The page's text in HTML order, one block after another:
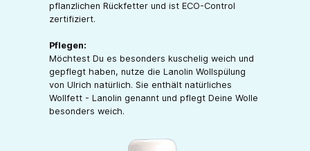
pflanzlichen Rückfetter und ist ECO-Control
zertifiziert.
Pflegen:
Möchtest Du es besonders kuschelig weich und
gepflegt haben, nutze die Lanolin Wollspülung
von Ulrich natürlich. Sie enthält natürliches
Wollfett - Lanolin genannt und pflegt Deine Wolle
besonders weich.